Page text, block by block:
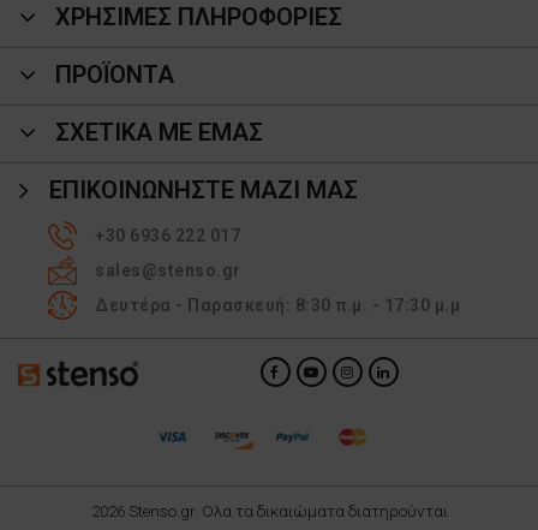
ΧΡΗΣΙΜΕΣ ΠΛΗΡΟΦΟΡΙΕΣ
ΠΡΟΪΌΝΤΑ
ΣΧΕΤΙΚΑ ΜΕ ΕΜΑΣ
ΕΠΙΚΟΙΝΩΝΉΣΤΕ ΜΑΖΊ ΜΑΣ
+30 6936 222 017
sales@stenso.gr
Δευτέρα - Παρασκευή: 8:30 π.μ. - 17:30 μ.μ
2026 Stenso.gr. Ολα τα δικαιώματα διατηρούνται